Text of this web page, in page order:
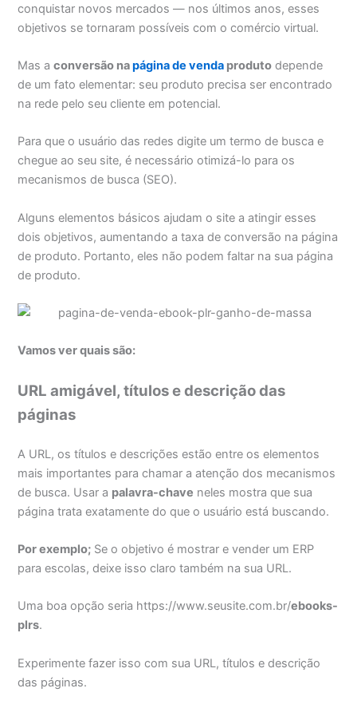
conquistar novos mercados — nos últimos anos, esses
objetivos se tornaram possíveis com o comércio virtual.
Mas aconversão napágina de venda produto depende
de um fato elementar: seu produto precisa ser encontrado
na rede pelo seu cliente em potencial.
Para que o usuário das redes digite um termo de busca e
chegue ao seu site, é necessário otimizá-lo para os
mecanismos de busca (SEO).
Alguns elementos básicos ajudam o site a atingir esses
dois objetivos, aumentando a taxa de conversão na página
de produto. Portanto, eles não podem faltar na sua página
de produto.
Vamos ver quais são:
URL amigável, títulos e descrição das
páginas
A URL, os títulos e descrições estão entre os elementos
mais importantes para chamar a atenção dos mecanismos
de busca. Usar a palavra-chave neles mostra que sua
página trata exatamente do que o usuário está buscando.
Por exemplo; Se o objetivo é mostrar e vender um ERP
para escolas, deixe isso claro também na sua URL.
Uma boa opção seria https://www.seusite.com.br/ebooks-
plrs.
Experimente fazer isso com sua URL, títulos e descrição
das páginas.